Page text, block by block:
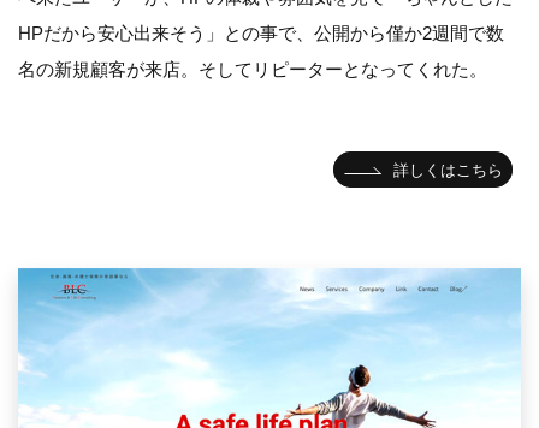
HPだから安心出来そう」との事で、公開から僅か2週間で数
名の新規顧客が来店。そしてリピーターとなってくれた。
詳しくはこちら